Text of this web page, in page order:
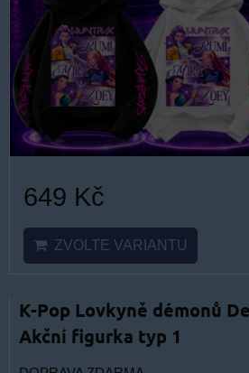
649 Kč
ZVOLTE VARIANTU
K-Pop Lovkyně démonů
Akční figurka typ 1